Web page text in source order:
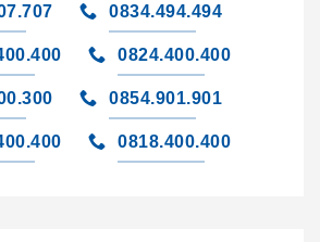
0834.494.494
0824.400.400
0854.901.901
0818.400.400